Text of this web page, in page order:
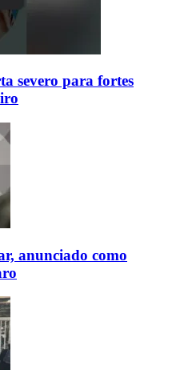
severo para fortes
anunciado como